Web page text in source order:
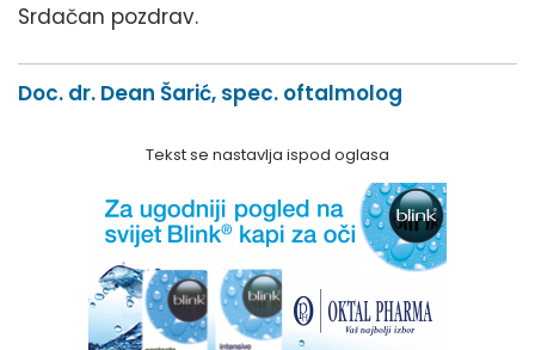
Srdačan pozdrav.
Doc. dr. Dean Šarić, spec. oftalmolog
Tekst se nastavlja ispod oglasa